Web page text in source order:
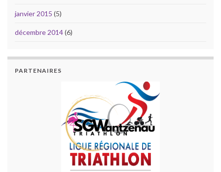
janvier 2015 (5)
décembre 2014(6)
PARTENAIRES